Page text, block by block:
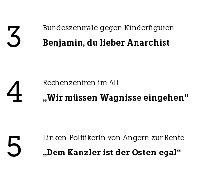
3 Bundeszentrale gegen Kinderfiguren
Benjamin, du lieber Anarchist
4 Rechenzentren im All
„Wir müssen Wagnisse eingehen“
5 Linken-Politikerin von Angern zur Rente
„Dem Kanzler ist der Osten egal“